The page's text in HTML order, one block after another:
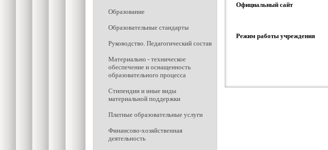
Образование
Образовательные стандарты
Руководство. Педагогический состав
Материально - техническое
обеспечение и оснащенность
образовательного процесса
Стипендии и иные виды
материальной поддержки
Платные образовательные услуги
Финансово-хозяйственная
деятельность
Официальный сайт
Режим работы учреждения